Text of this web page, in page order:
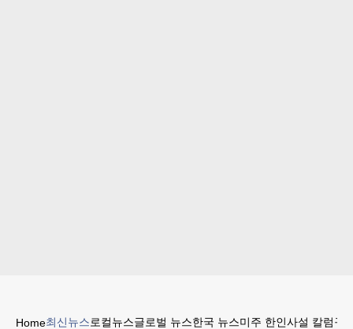
Home최신뉴스로컬뉴스글로벌 뉴스한국 뉴스미주 한인사설 칼럼구